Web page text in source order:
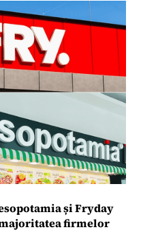
și Fryday
firmelor